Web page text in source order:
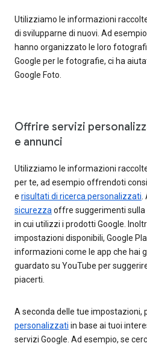
Utilizziamo le informazioni
di svilupparne di nuovi. Ad
hanno organizzato le loro
Google per le fotografie, ci ha
Google Foto.
Offrire servizi
e annunci
Utilizziamo le informazioni
per te, ad esempio offrendoti
e risultati di ricerca personalizzati
sicurezza offre suggerimenti
in cui utilizzi i prodotti Google.
impostazioni disponibili, Google
informazioni come le app che hai
guardato su YouTube per
piacerti.
A seconda delle tue
personalizzati in base ai tuoi
servizi Google. Ad esempio, se